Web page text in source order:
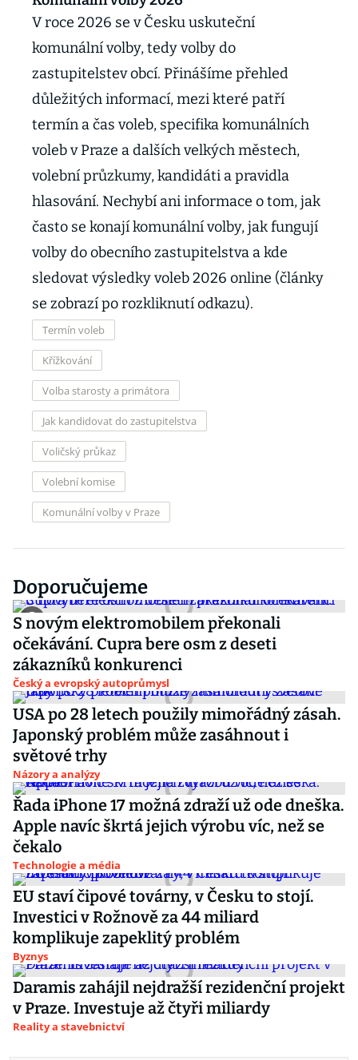
V roce 2026 se v Česku uskuteční
komunální volby, tedy volby do
zastupitelstev obcí. Přinášíme přehled
důležitých informací, mezi které patří
termín a čas voleb, specifika komunálních
voleb v Praze a dalších velkých městech,
volební průzkumy, kandidáti a pravidla
hlasování. Nechybí ani informace o tom, jak
často se konají komunální volby, jak fungují
volby do obecního zastupitelstva a kde
sledovat výsledky voleb 2026 online (články
se zobrazí po rozkliknutí odkazu).
Termín voleb
Křížkování
Volba starosty a primátora
Jak kandidovat do zastupitelstva
Voličský průkaz
Volební komise
Komunální volby v Praze
Doporučujeme
S novým elektromobilem překonali
očekávání. Cupra bere osm z deseti
zákazníků konkurenci
Český a evropský autoprůmysl
USA po 28 letech použily mimořádný zásah.
Japonský problém může zasáhnout i
světové trhy
Názory a analýzy
Řada iPhone 17 možná zdraží už ode dneška.
Apple navíc škrtá jejich výrobu víc, než se
čekalo
Technologie a média
EU staví čipové továrny, v Česku to stojí.
Investici v Rožnově za 44 miliard
komplikuje zapeklitý problém
Byznys
Daramis zahájil nejdražší rezidenční projekt
v Praze. Investuje až čtyři miliardy
Reality a stavebnictví